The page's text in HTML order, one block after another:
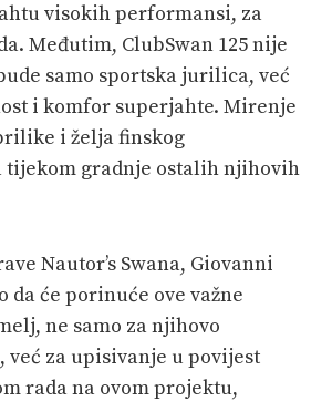
visokih performansi, za
Međutim, ClubSwan 125 nije
samo sportska jurilica, već
i komfor superjahte. Mirenje
i želja finskog
gradnje ostalih njihovih
Nautor’s Swana, Giovanni
da će porinuće ove važne
ne samo za njihovo
za upisivanje u povijest
rada na ovom projektu,